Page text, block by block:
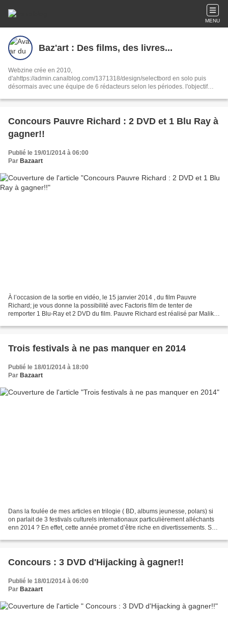
MENU
Baz'art : Des films, des livres...
Webzine crée en 2010,
d'ahttps://admin.canalblog.com/1371318/design/selectbord en solo puis
désormais avec une équipe de 6 rédacteurs selon les périodes. l'objectif
ciné, livres, musique, interviews, spectacles.
Concours Pauvre Richard : 2 DVD et 1 Blu Ray à
gagner!!
Publié le 19/01/2014 à 06:00
Par Bazaart
À l’occasion de la sortie en vidéo, le 15 janvier 2014 , du film Pauvre
Richard; je vous donne la possibilité avec Factoris film de tenter de
remporter 1 Blu-Ray et 2 DVD du film. Pauvre Richard est réalisé par Malik
Trois festivals à ne pas manquer en 2014
Publié le 18/01/2014 à 18:00
Par Bazaart
Dans la foulée de mes articles en trilogie ( BD, albums jeunesse, polars) si
on parlait de 3 festivals culturels internationaux particulièrement alléchants
enn 2014 ? En effet, cette année promet d’être riche en divertissements. Sur
Concours : 3 DVD d'Hijacking à gagner!!
Publié le 18/01/2014 à 06:00
Par Bazaart